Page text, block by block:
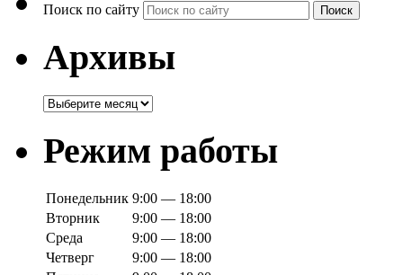
Поиск по сайту Поиск
Архивы
Архивы
Режим работы
Понедельник 9:00 — 18:00
Вторник
9:00 — 18:00
Среда
9:00 — 18:00
Четверг
9:00 — 18:00